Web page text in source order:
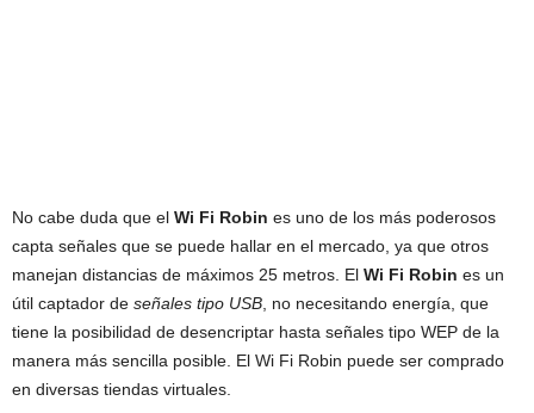
No cabe duda que el Wi Fi Robin es uno de los más poderosos
capta señales que se puede hallar en el mercado, ya que otros
manejan distancias de máximos 25 metros. El Wi Fi Robin es un
útil captador de señales tipo USB , no necesitando energía, que
tiene la posibilidad de desencriptar hasta señales tipo WEP de la
manera más sencilla posible. El Wi Fi Robin puede ser comprado
en diversas tiendas virtuales.